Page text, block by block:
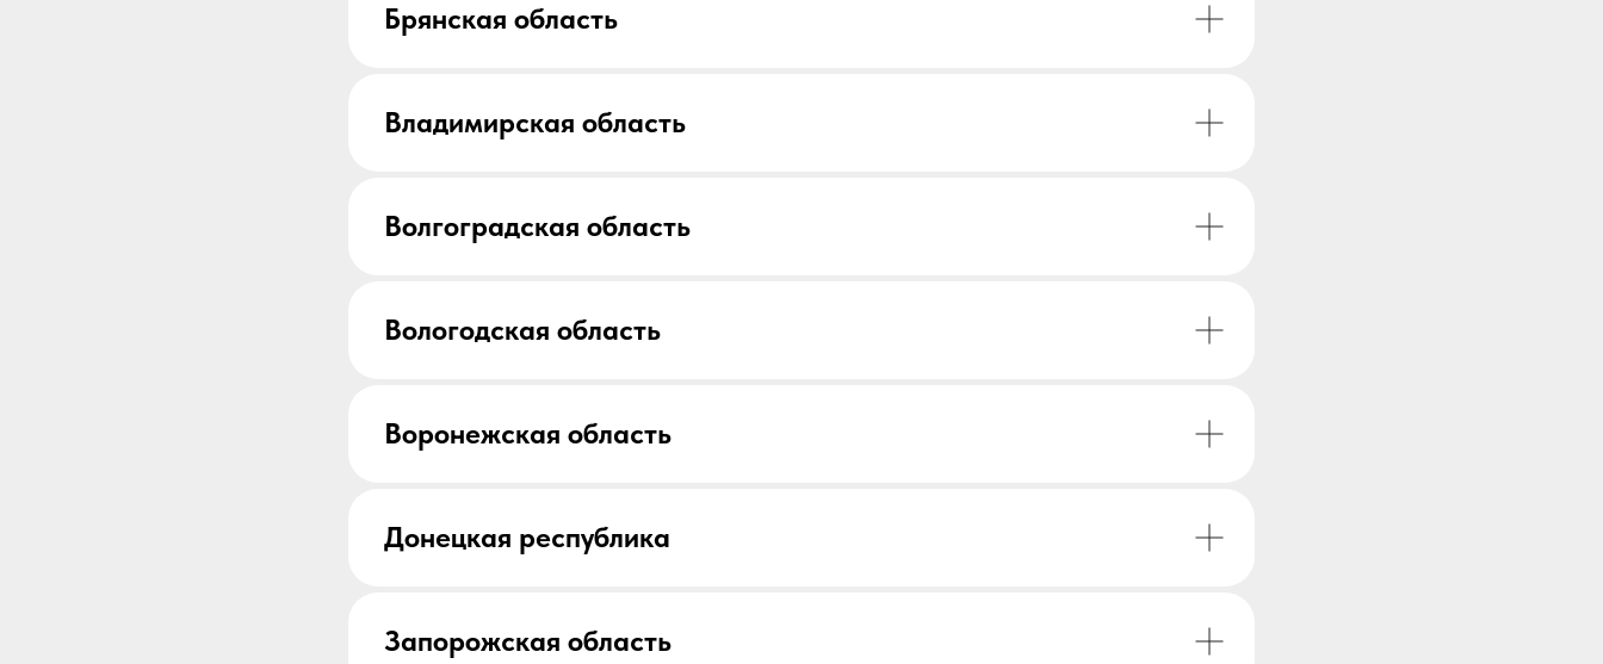
Брянская область
Владимирская область
Волгоградская область
Вологодская область
Воронежская область
Донецкая республика
Запорожская область